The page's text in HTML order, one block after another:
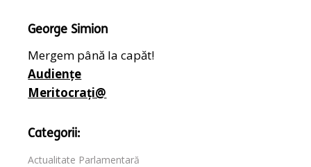
George Simion
Mergem până la capăt!
Audiențe
Meritocrați@
Categorii:
Actualitate Parlamentară